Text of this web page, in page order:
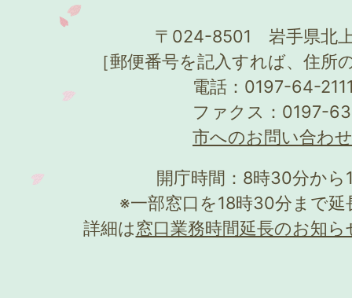
〒024-8501 岩手県北
［郵便番号を記入すれば、住所
電話：0197-64-
ファクス：0197-
市へのお問い合わ
開庁時間：8時30分か
※一部窓口を18時30分まで
詳細は窓口業務時間延長のお知ら